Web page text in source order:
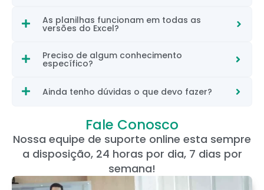
As planilhas funcionam em todas as
versões do Excel?
Preciso de algum conhecimento
específico?
Ainda tenho dúvidas o que devo fazer?
Fale Conosco
Nossa equipe de suporte online esta sempre
a disposição, 24 horas por dia, 7 dias por
semana!